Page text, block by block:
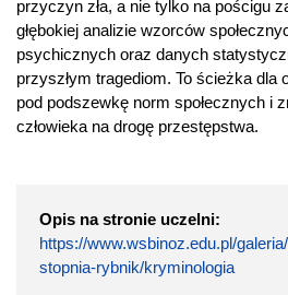
przyczyn zła, a nie tylko na pościgu
głębokiej analizie wzorców
psychicznych oraz danych
przyszłym tragediom. To ścieżka dla
pod podszewkę norm społecznych i
człowieka na drogę przestępstwa.
Opis na stronie uczelni:
https://www.wsbinoz.edu.pl/
stopnia-rybnik/kryminologia